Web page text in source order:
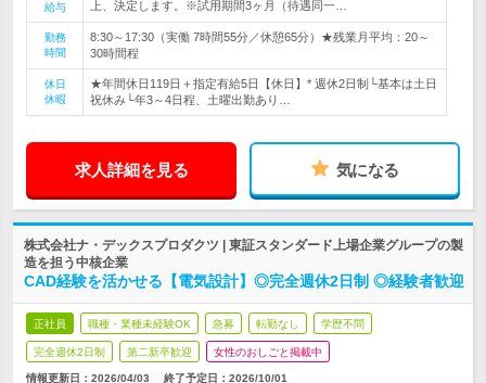
給与
上、決定します。※試用期間3ヶ月（待遇同一…
勤務
時間
8:30～17:30（実働 7時間55分／休憩65分）★残業月平均：20～
30時間程
休日
休暇
★年間休日119日＋指定有給5日【休日】* 週休2日制└基本は土日
祝休み└年3～4日程、土曜出勤あり…
求人詳細を見る 気になる
株式会社ナ・デックスプロダクツ | 東証スタンダード上場企業グループの製
造を担う中核企業
CAD経験を活かせる【電気設計】◎完全週休2日制 ◎経験者歓迎
正社員 職種・業種未経験OK 急募 転勤なし 学歴不問
完全週休2日制 第二新卒歓迎 女性のおしごと掲載中
情報更新日：2026/04/03 終了予定日： 2026/10/01